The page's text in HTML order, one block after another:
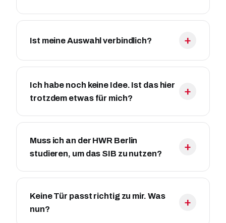
Ist meine Auswahl verbindlich?
Ich habe noch keine Idee. Ist das hier
trotzdem etwas für mich?
Muss ich an der HWR Berlin
studieren, um das SIB zu nutzen?
Keine Tür passt richtig zu mir. Was
nun?